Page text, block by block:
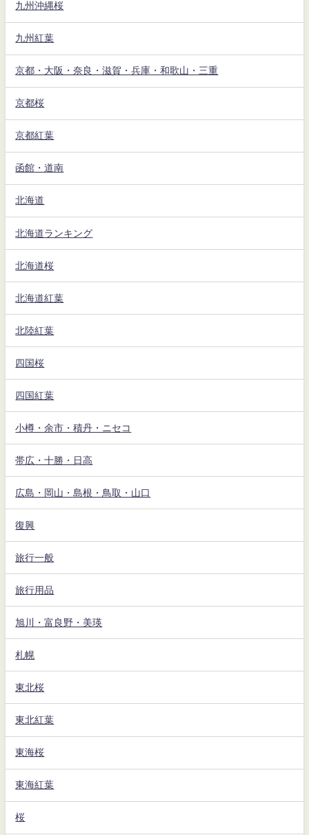
九州沖縄桜
九州紅葉
京都・大阪・奈良・滋賀・兵庫・和歌山・三重
京都桜
京都紅葉
函館・道南
北海道
北海道ランキング
北海道桜
北海道紅葉
北陸紅葉
四国桜
四国紅葉
小樽・余市・積丹・ニセコ
帯広・十勝・日高
広島・岡山・島根・鳥取・山口
復興
旅行一般
旅行用品
旭川・富良野・美瑛
札幌
東北桜
東北紅葉
東海桜
東海紅葉
桜